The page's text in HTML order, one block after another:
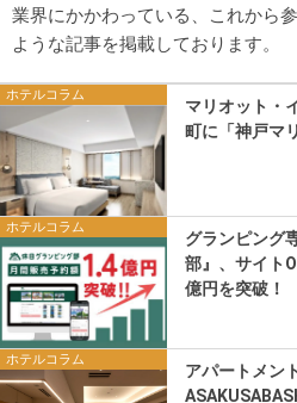
業界にかかわっている、これから
ような記事を掲載しております。
ホテルコラム
マリオット・
町に「神戸マ
ホテルコラム
グランピング
部』、サイト
億円を突破！
ホテルコラム
アパートメン